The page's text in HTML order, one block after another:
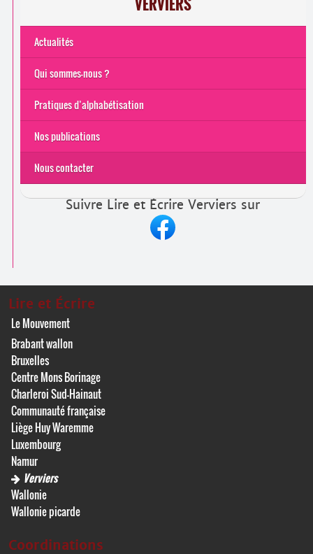
Actualités
Qui sommes-nous ?
Pratiques d’alphabétisation
Nos publications
Nous contacter
Suivre Lire et Écrire Verviers sur
Lire et Écrire
Le Mouvement
Brabant wallon
Bruxelles
Centre Mons Borinage
Charleroi Sud-Hainaut
Communauté française
Liège Huy Waremme
Luxembourg
Namur
Verviers
Wallonie
Wallonie picarde
Coordinations